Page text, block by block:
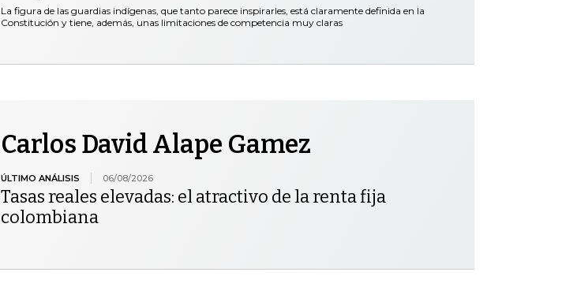
La figura de las guardias indígenas, que tanto parece inspirarles, está claramente definida en la
Constitución y tiene, además, unas limitaciones de competencia muy claras
Carlos David Alape Gamez
ÚLTIMO ANÁLISIS 06/08/2026
Tasas reales elevadas: el atractivo de la renta fija
colombiana